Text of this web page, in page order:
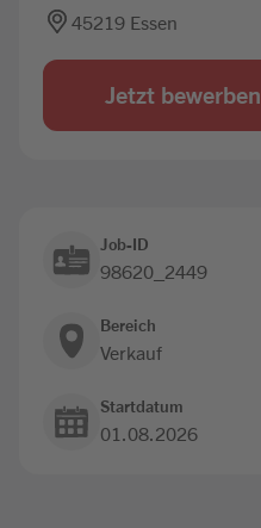
45219 Essen
Jetzt bewerben
Job-ID
98620_2449
Bereich
Verkauf
Startdatum
01.08.2026